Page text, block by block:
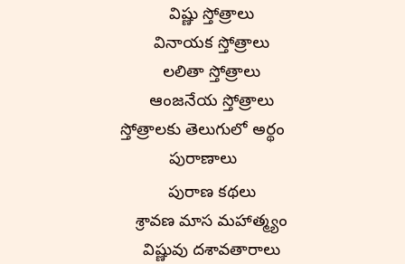
విష్ణు స్తోత్రాలు
వినాయక స్తోత్రాలు
లలితా స్తోత్రాలు
ఆంజనేయ స్తోత్రాలు
స్తోత్రాలకు తెలుగులో అర్థం
పురాణాలు
పురాణ కథలు
శ్రావణ మాస మహాత్మ్యం
విష్ణువు దశావతారాలు